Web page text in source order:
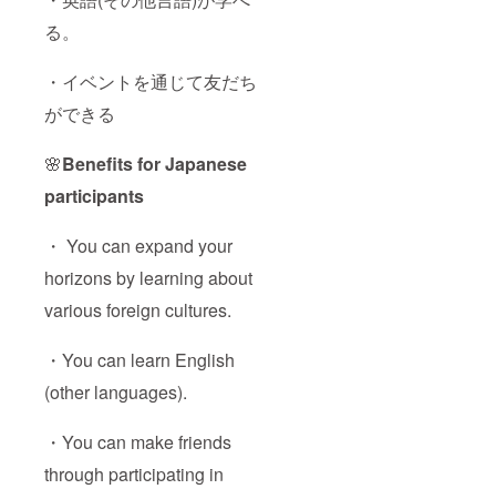
る。
・イベントを通じて友だち
ができる
🌸Benefits for Japanese
participants
・ You can expand your
horizons by learning about
various foreign cultures.
・You can learn English
(other languages).
・You can make friends
through participating in